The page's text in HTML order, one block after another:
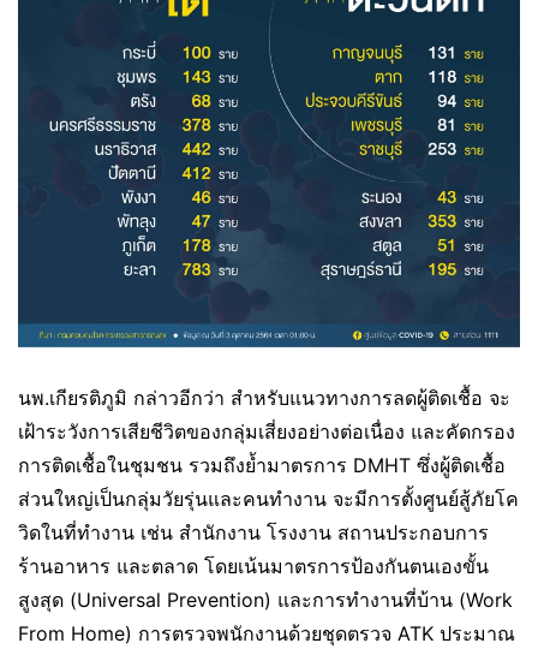
นพ.เกียรติภูมิ กล่าวอีกว่า สำหรับแนวทางการลดผู้ติดเชื้อ จะ
เฝ้าระวังการเสียชีวิตของกลุ่มเสี่ยงอย่างต่อเนื่อง และคัดกรอง
การติดเชื้อในชุมชน รวมถึงย้ำมาตรการ DMHT ซึ่งผู้ติดเชื้อ
ส่วนใหญ่เป็นกลุ่มวัยรุ่นและคนทำงาน จะมีการตั้งศูนย์สู้ภัยโค
วิดในที่ทำงาน เช่น สำนักงาน โรงงาน สถานประกอบการ
ร้านอาหาร และตลาด โดยเน้นมาตรการป้องกันตนเองขั้น
สูงสุด (Universal Prevention) และการทำงานที่บ้าน (Work
From Home) การตรวจพนักงานด้วยชุดตรวจ ATK ประมาณ